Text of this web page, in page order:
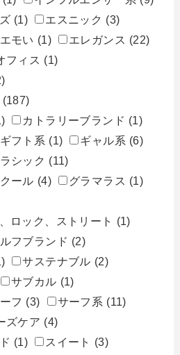
(1) エスニック (3)
エモい (1) エレガンス (22)
フィス (1)
(187)
カトラリーブランド (1)
ギフト系 (1) ギャル系 (6)
シック (11)
クール (4) グラマラス (1)
ロック、ストリート
(1)
フブランド (2)
サステナブル (2)
サブカル (1)
フ (3) サーフ系 (11)
ズケア (4)
(1) スイート
(3)